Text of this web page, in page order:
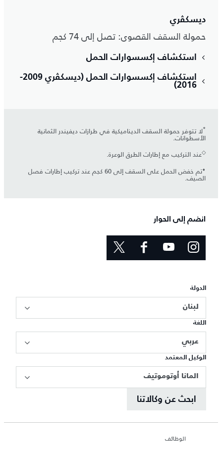
ديسكڤري
حمولة السقف القصوى: تصل إلى 74 كجم
استكشاف إكسسوارات الحمل
استكشاف إكسسوارات الحمل (ديسكڤري 2009-
2016)
*لا تتوفر حمولة السقف الديناميكية في طرازات ديفيندر الثمانية
الأسطوانات.
◇عند التركيب مع إطارات الطرق الوعرة.
⬧ تم خفض الحمل على السقف إلى 60 كجم عند تركيب إطارات فصل
الصيف.
انضم إلى الحوار
الدولة
لبنان
اللغة
عربي
الوكيل المعتمد
المانا أوتوموتيف
ابحث عن وكالاتنا
الوظائف